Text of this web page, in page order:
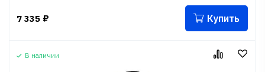
7 335 ₽ Купить
В наличии